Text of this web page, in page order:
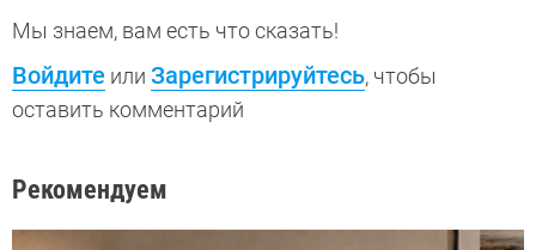
Мы знаем, вам есть что сказать!
Войдите или Зарегистрируйтесь, чтобы
оставить комментарий
Рекомендуем